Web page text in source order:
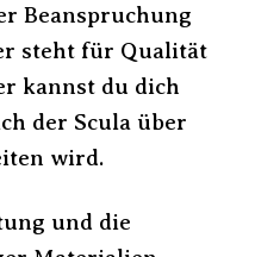
Beanspruchung
steht für Qualität
kannst du dich
der Scula über
wird.
und die